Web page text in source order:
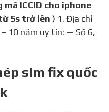
5s trở lên ) 1. Địa chỉ
10 năm uy tín: — Số 6,
sim fix quốc